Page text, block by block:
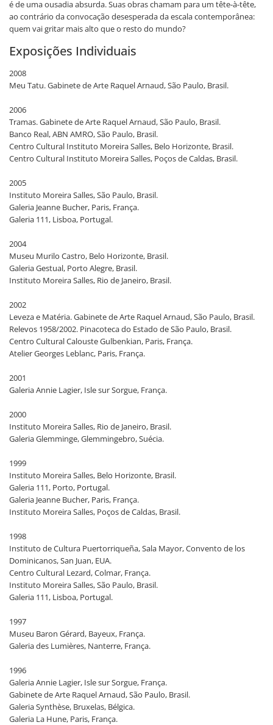
é de uma ousadia absurda. Suas obras chamam para um tête-à-tête,
ao contrário da convocação desesperada da escala contemporânea:
quem vai gritar mais alto que o resto do mundo?
Exposições Individuais
2008
Meu Tatu. Gabinete de Arte Raquel Arnaud, São Paulo, Brasil.
2006
Tramas. Gabinete de Arte Raquel Arnaud, São Paulo, Brasil.
Banco Real, ABN AMRO, São Paulo, Brasil.
Centro Cultural Instituto Moreira Salles, Belo Horizonte, Brasil.
Centro Cultural Instituto Moreira Salles, Poços de Caldas, Brasil.
2005
Instituto Moreira Salles, São Paulo, Brasil.
Galeria Jeanne Bucher, Paris, França.
Galeria 111, Lisboa, Portugal.
2004
Museu Murilo Castro, Belo Horizonte, Brasil.
Galeria Gestual, Porto Alegre, Brasil.
Instituto Moreira Salles, Rio de Janeiro, Brasil.
2002
Leveza e Matéria. Gabinete de Arte Raquel Arnaud, São Paulo, Brasil.
Relevos 1958/2002. Pinacoteca do Estado de São Paulo, Brasil.
Centro Cultural Calouste Gulbenkian, Paris, França.
Atelier Georges Leblanc, Paris, França.
2001
Galeria Annie Lagier, Isle sur Sorgue, França.
2000
Instituto Moreira Salles, Rio de Janeiro, Brasil.
Galeria Glemminge, Glemmingebro, Suécia.
1999
Instituto Moreira Salles, Belo Horizonte, Brasil.
Galeria 111, Porto, Portugal.
Galeria Jeanne Bucher, Paris, França.
Instituto Moreira Salles, Poços de Caldas, Brasil.
1998
Instituto de Cultura Puertorriqueña, Sala Mayor, Convento de los
Dominicanos, San Juan, EUA.
Centro Cultural Lezard, Colmar, França.
Instituto Moreira Salles, São Paulo, Brasil.
Galeria 111, Lisboa, Portugal.
1997
Museu Baron Gérard, Bayeux, França.
Galeria des Lumières, Nanterre, França.
1996
Galeria Annie Lagier, Isle sur Sorgue, França.
Gabinete de Arte Raquel Arnaud, São Paulo, Brasil.
Galeria Synthèse, Bruxelas, Bélgica.
Galeria La Hune, Paris, França.